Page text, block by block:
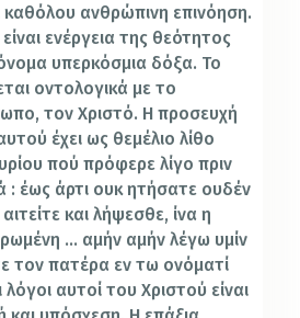
καθόλου ανθρώπινη επινόηση.
ενέργεια της θεότητος
υπερκόσμια δόξα. Το
οντολογικά με το
τον Χριστό. Η προσευχή
έχει ως θεμέλιο λίθο
πού πρόφερε λίγο πριν
: έως άρτι ουκ ητήσατε ουδέν
και λήψεσθε, ίνα η
… αμήν αμήν λέγω υμίν
τον πατέρα εν τω ονόματί
αυτοί του Χριστού είναι